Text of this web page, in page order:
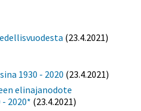
(23.4.2021)
1930 - 2020 (23.4.2021)
elinajanodote
2020* (23.4.2021)